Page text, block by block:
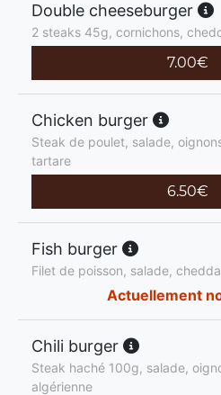
Double cheeseburger
2 steaks 45g, cornichons,
7.00€
Chicken burger
Steak de poulet, salade,
tartare
6.50€
Fish burger
Filet de poisson, salade,
Actuellement
Chili burger
Steak haché 100g, salade,
algérienne